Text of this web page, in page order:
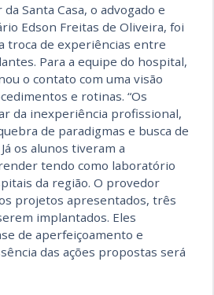
Santa Casa, o advogado e
Edson Freitas de Oliveira, foi
troca de experiências entre
Para a equipe do hospital,
o contato com uma visão
e rotinas. “Os
da inexperiência profissional,
de paradigmas e busca de
os alunos tiveram a
tendo como laboratório
da região. O provedor
projetos apresentados, três
implantados. Eles
de aperfeiçoamento e
das ações propostas será